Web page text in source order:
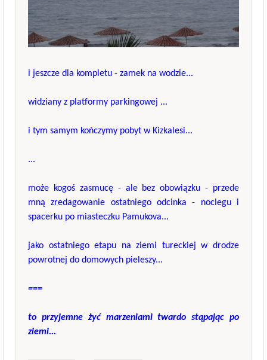
i jeszcze dla kompletu - zamek na wodzie...
widziany z platformy parkingowej ...
i tym samym kończymy pobyt w Kizkalesi...
...
może kogoś zasmucę - ale bez obowiązku - przede
mną zredagowanie ostatniego odcinka - noclegu i
spacerku po miasteczku Pamukova...
jako ostatniego etapu na ziemi tureckiej w drodze
powrotnej do domowych pieleszy...
===
to przyjemne żyć marzeniami twardo stąpając po
ziemi...